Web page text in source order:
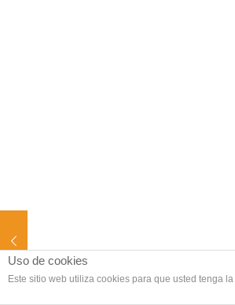
Uso de cookies
Este sitio web utiliza cookies para que usted tenga